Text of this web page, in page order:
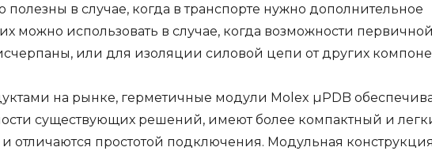
в случае, когда в транспорте нужно дополнительное
можно использовать в случае, когда возможности
или для изоляции силовой цепи от других
на рынке, герметичные модули Molex µPDB
существующих решений, имеют более компактный и
отличаются простотой подключения. Модульная